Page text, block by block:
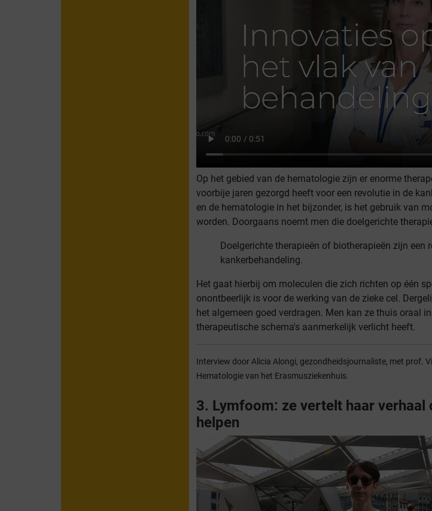
Op het gebied van de hematologie zijn er enorme
voorbije jaren gezorgd heeft voor een revolutie in de
en de hematologie in het bijzonder, is het gebruik van
worden. Doorgaans noemt men die doelgerichte
Doelgerichte therapieën of biotherapieën zijn een
kankerbehandeling.
Het gaat hierbij om moleculen die zich richten op één
onontbeerlijk is voor de werking van de zieke cel.
het algemeen goed verdragen. Men kan ze thuis oraal
therapeutische schema's aanmerkelijk verlicht heeft.
Interview door Alicia Alongi, gezondheidsjournaliste, met prof.
Hematologie van het Erasmusziekenhuis.
3. Lymfoom: ze vertelt haar verhaal
helpen